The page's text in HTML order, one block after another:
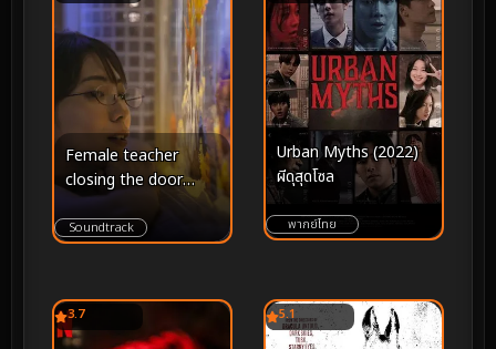
Female teacher
closing the door
Soundtrack
Urban Myths (2022)
ผีดุสุดโซล
พากย์ไทย
3.7 5.1